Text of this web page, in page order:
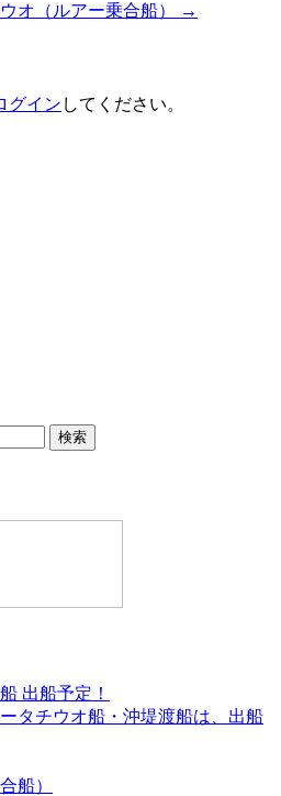
オ（ルアー乗合船） →
グイン してください。
出船予定！
タチウオ船・沖堤渡船は、出船
船）